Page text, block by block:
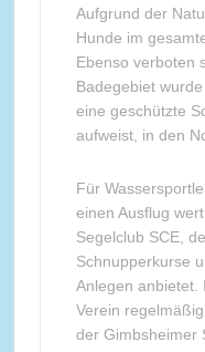
Aufgrund der
Hunde im
Ebenso verboten
Badegebiet
eine geschützte
aufweist, in den
Für
einen Ausflug
Segelclub SCE,
Schnupperkurse
Anlegen anbietet.
Verein
der Gimbsheimer